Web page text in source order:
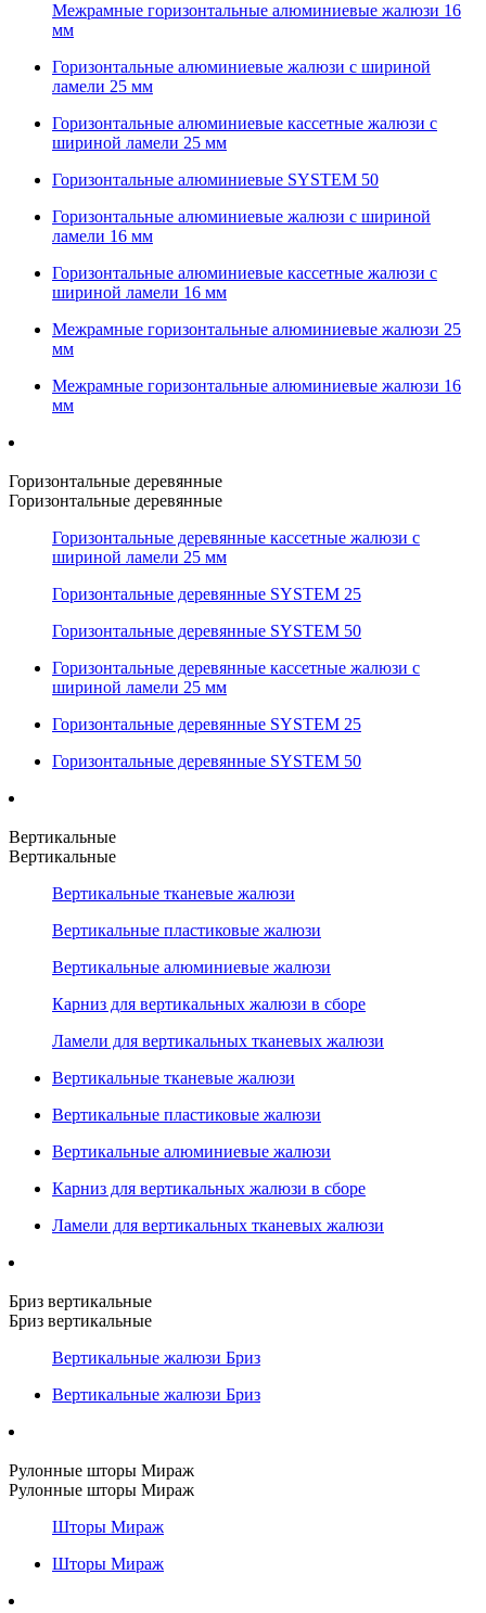
Межрамные горизонтальные алюминиевые жалюзи 16
мм
Горизонтальные алюминиевые жалюзи с шириной
ламели 25 мм
Горизонтальные алюминиевые кассетные жалюзи с
шириной ламели 25 мм
Горизонтальные алюминиевые SYSTEM 50
Горизонтальные алюминиевые жалюзи с шириной
ламели 16 мм
Горизонтальные алюминиевые кассетные жалюзи с
шириной ламели 16 мм
Межрамные горизонтальные алюминиевые жалюзи 25
мм
Межрамные горизонтальные алюминиевые жалюзи 16
мм
Горизонтальные деревянные
Горизонтальные деревянные
Горизонтальные деревянные кассетные жалюзи с
шириной ламели 25 мм
Горизонтальные деревянные SYSTEM 25
Горизонтальные деревянные SYSTEM 50
Горизонтальные деревянные кассетные жалюзи с
шириной ламели 25 мм
Горизонтальные деревянные SYSTEM 25
Горизонтальные деревянные SYSTEM 50
Вертикальные
Вертикальные
Вертикальные тканевые жалюзи
Вертикальные пластиковые жалюзи
Вертикальные алюминиевые жалюзи
Карниз для вертикальных жалюзи в сборе
Ламели для вертикальных тканевых жалюзи
Вертикальные тканевые жалюзи
Вертикальные пластиковые жалюзи
Вертикальные алюминиевые жалюзи
Карниз для вертикальных жалюзи в сборе
Ламели для вертикальных тканевых жалюзи
Бриз вертикальные
Бриз вертикальные
Вертикальные жалюзи Бриз
Вертикальные жалюзи Бриз
Рулонные шторы Мираж
Рулонные шторы Мираж
Шторы Мираж
Шторы Мираж